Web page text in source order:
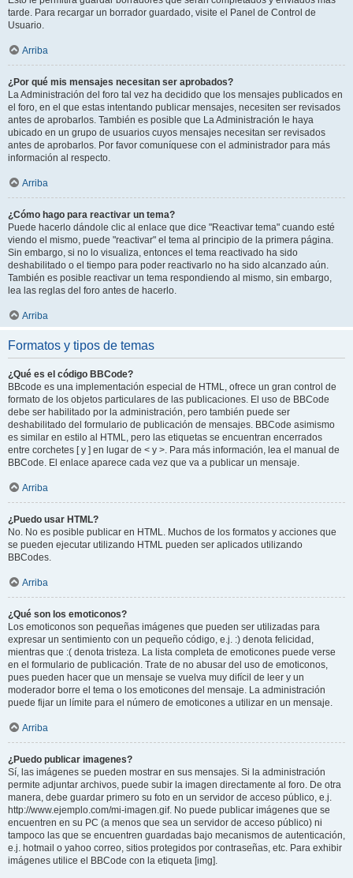
tarde. Para recargar un borrador guardado, visite el Panel de Control de
Usuario.
Arriba
¿Por qué mis mensajes necesitan ser aprobados?
La Administración del foro tal vez ha decidido que los mensajes publicados en
el foro, en el que estas intentando publicar mensajes, necesiten ser revisados
antes de aprobarlos. También es posible que La Administración le haya
ubicado en un grupo de usuarios cuyos mensajes necesitan ser revisados
antes de aprobarlos. Por favor comuníquese con el administrador para más
información al respecto.
Arriba
¿Cómo hago para reactivar un tema?
Puede hacerlo dándole clic al enlace que dice "Reactivar tema" cuando esté
viendo el mismo, puede "reactivar" el tema al principio de la primera página.
Sin embargo, si no lo visualiza, entonces el tema reactivado ha sido
deshabilitado o el tiempo para poder reactivarlo no ha sido alcanzado aún.
También es posible reactivar un tema respondiendo al mismo, sin embargo,
lea las reglas del foro antes de hacerlo.
Arriba
Formatos y tipos de temas
¿Qué es el código BBCode?
BBcode es una implementación especial de HTML, ofrece un gran control de
formato de los objetos particulares de las publicaciones. El uso de BBCode
debe ser habilitado por la administración, pero también puede ser
deshabilitado del formulario de publicación de mensajes. BBCode asimismo
es similar en estilo al HTML, pero las etiquetas se encuentran encerrados
entre corchetes [ y ] en lugar de < y >. Para más información, lea el manual de
BBCode. El enlace aparece cada vez que va a publicar un mensaje.
Arriba
¿Puedo usar HTML?
No. No es posible publicar en HTML. Muchos de los formatos y acciones que
se pueden ejecutar utilizando HTML pueden ser aplicados utilizando
BBCodes.
Arriba
¿Qué son los emoticonos?
Los emoticonos son pequeñas imágenes que pueden ser utilizadas para
expresar un sentimiento con un pequeño código, e.j. :) denota felicidad,
mientras que :( denota tristeza. La lista completa de emoticones puede verse
en el formulario de publicación. Trate de no abusar del uso de emoticonos,
pues pueden hacer que un mensaje se vuelva muy difícil de leer y un
moderador borre el tema o los emoticones del mensaje. La administración
puede fijar un límite para el número de emoticones a utilizar en un mensaje.
Arriba
¿Puedo publicar imagenes?
Sí, las imágenes se pueden mostrar en sus mensajes. Si la administración
permite adjuntar archivos, puede subir la imagen directamente al foro. De otra
manera, debe guardar primero su foto en un servidor de acceso público, e.j.
http://www.ejemplo.com/mi-imagen.gif. No puede publicar imágenes que se
encuentren en su PC (a menos que sea un servidor de acceso público) ni
tampoco las que se encuentren guardadas bajo mecanismos de autenticación,
e.j. hotmail o yahoo correo, sitios protegidos por contraseñas, etc. Para exhibir
imágenes utilice el BBCode con la etiqueta [img].